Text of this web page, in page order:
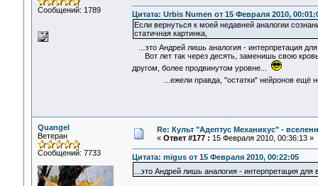
Сообщений: 1789
Цитата: Urbis Numen от 15 Февраля 2010,
Если вернуться к моей недавней аналогии
статичная картинка,
...это Андрей лишь аналогия - интерпретация
Вот лет так через десять, заменишь свою кровь
другом, более продвинутом уровне...
...ежели правда, "остатки" нейронов ещё
Quangel
Ветеран
Сообщений: 7733
Re: Культ "Адептус Механикус" -
« Ответ #177 : 15 Февраля 2010, 00:36:13 »
Цитата: migus от 15 Февраля 2010, 00:22:05
...это Андрей лишь аналогия - интерпретация